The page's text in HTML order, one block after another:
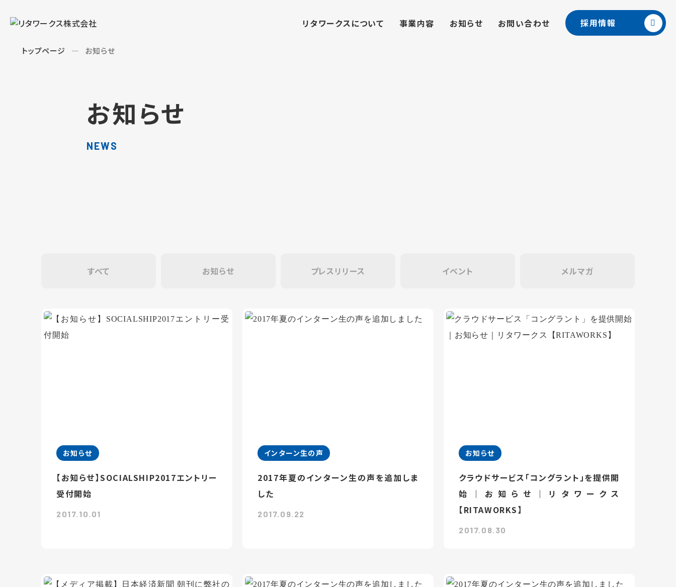
リタワークスについて 事業内容 お知らせ お問い合わせ 採用情報
トップページ お知らせ
お知らせ
NEWS
すべて お知らせ プレスリリース イベント メルマガ
お知らせ
【お知らせ】SOCIALSHIP2017エントリー
受付開始
2017.10.01
インターン生の声
2017年夏のインターン生の声を追加しま
した
2017.09.22
お知らせ
クラウドサービス「コングラント」を提供開
始｜お知らせ｜リタワークス
【RITAWORKS】
2017.08.30